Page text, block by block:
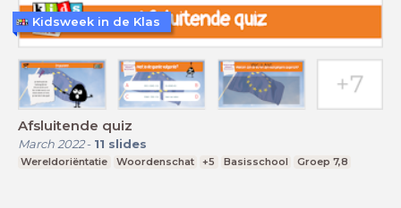
Afsluitende quiz
March 2022- 11 slides
Wereldoriëntatie Woordenschat +5 Basisschool Groep 7,8
Kidsweek in de Klas